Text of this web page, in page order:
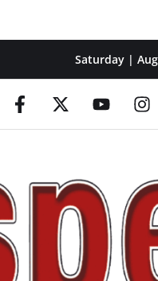
Saturday |